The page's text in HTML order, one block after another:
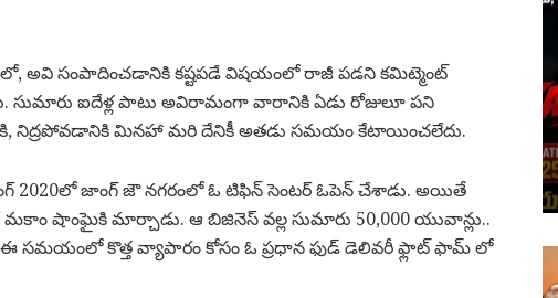
అవి సంపాదించడానికి కష్టపడే విషయంలో రాజీ పడని కమిట్మెంట్
సుమారు ఐదేళ్ల పాటు అవిరామంగా వారానికి ఏడు రోజులూ పని
నిద్రపోవడానికి మినహా మరి దేనికీ అతడు సమయం కేటాయించలేదు.
2020లో జాంగ్ జౌ నగరంలో ఓ టిఫిన్ సెంటర్ ఓపెన్ చేశాడు. అయితే
షాంఘైకి మార్చాడు. ఆ బిజినెస్ వల్ల సుమారు 50,000 యువాన్లు..
ఈ సమయంలో కొత్త వ్యాపారం కోసం ఓ ప్రధాన ఫుడ్ డెలివరీ ఫ్లాట్ ఫామ్ లో